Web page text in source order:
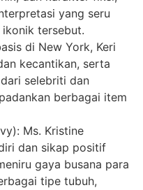
yang seru
tersebut.
di New York, Keri
kecantikan, serta
selebriti dan
berbagai item
Ms. Kristine
dan sikap positif
gaya busana para
tipe tubuh,